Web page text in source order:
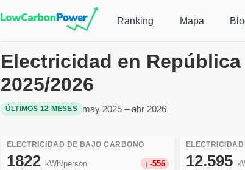
Ranking Mapa
Electricidad en
2025/2026
ÚLTIMOS 12 MESES may 2025 – abr 2026
ELECTRICIDAD DE BAJO CARBONO
1822 kWh/person -556
ELECTRICIDAD
12.595